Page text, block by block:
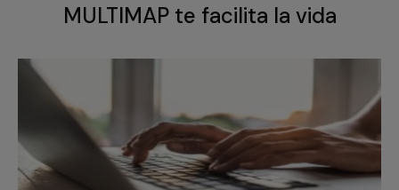
MULTIMAP te facilita la vida